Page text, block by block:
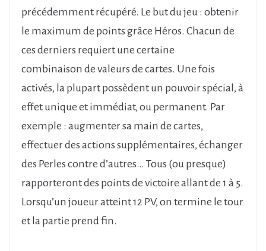
précédemment récupéré. Le but du jeu : obtenir
le maximum de points grâce Héros. Chacun de
ces derniers requiert une certaine
combinaison de valeurs de cartes. Une fois
activés, la plupart possèdent un pouvoir spécial, à
effet unique et immédiat, ou permanent. Par
exemple : augmenter sa main de cartes,
effectuer des actions supplémentaires, échanger
des Perles contre d’autres… Tous (ou presque)
rapporteront des points de victoire allant de 1 à 5.
Lorsqu’un joueur atteint 12 PV, on termine le tour
et la partie prend fin.